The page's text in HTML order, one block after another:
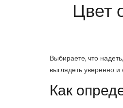
Цвет
Выбираете, что
выглядеть уверенно
Как